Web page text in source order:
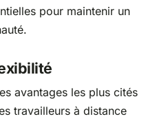
pour maintenir un
avantages les plus cités
travailleurs à distance